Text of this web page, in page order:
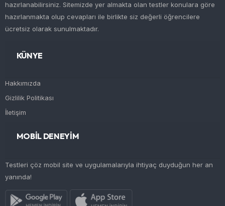
hazırlanabilirsiniz. Sitemizde yer almakta olan testler konulara göre
hazırlanmakta olup cevapları ile birlikte siz değerli öğrencilere
ücretsiz olarak sunulmaktadır.
KÜNYE
Hakkımızda
Gizlilik Politikası
İletişim
MOBİL DENEYİM
Testleri çöz mobil site ve uygulamalarıyla ihtiyaç duyduğun her an
yanında!